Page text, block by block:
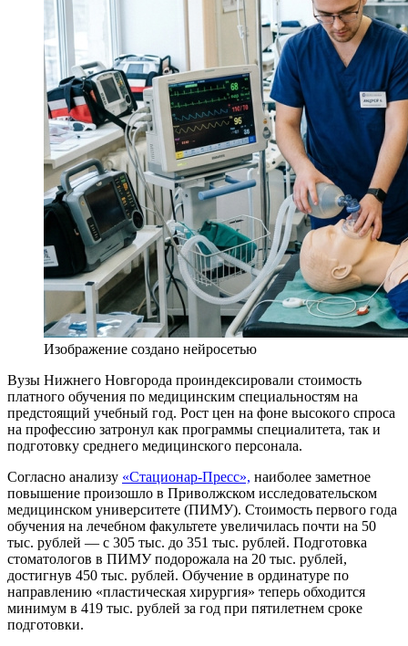
Изображение создано нейросетью
Вузы Нижнего Новгорода проиндексировали стоимость
платного обучения по медицинским специальностям на
предстоящий учебный год. Рост цен на фоне высокого спроса
на профессию затронул как программы специалитета, так и
подготовку среднего медицинского персонала.
Согласно анализу «Стационар-Пресс», наиболее заметное
повышение произошло в Приволжском исследовательском
медицинском университете (ПИМУ). Стоимость первого года
обучения на лечебном факультете увеличилась почти на 50
тыс. рублей — с 305 тыс. до 351 тыс. рублей. Подготовка
стоматологов в ПИМУ подорожала на 20 тыс. рублей,
достигнув 450 тыс. рублей. Обучение в ординатуре по
направлению «пластическая хирургия» теперь обходится
минимум в 419 тыс. рублей за год при пятилетнем сроке
подготовки.